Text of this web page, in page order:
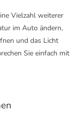
Vielzahl weiterer
im Auto ändern,
und das Licht
Sie einfach mit